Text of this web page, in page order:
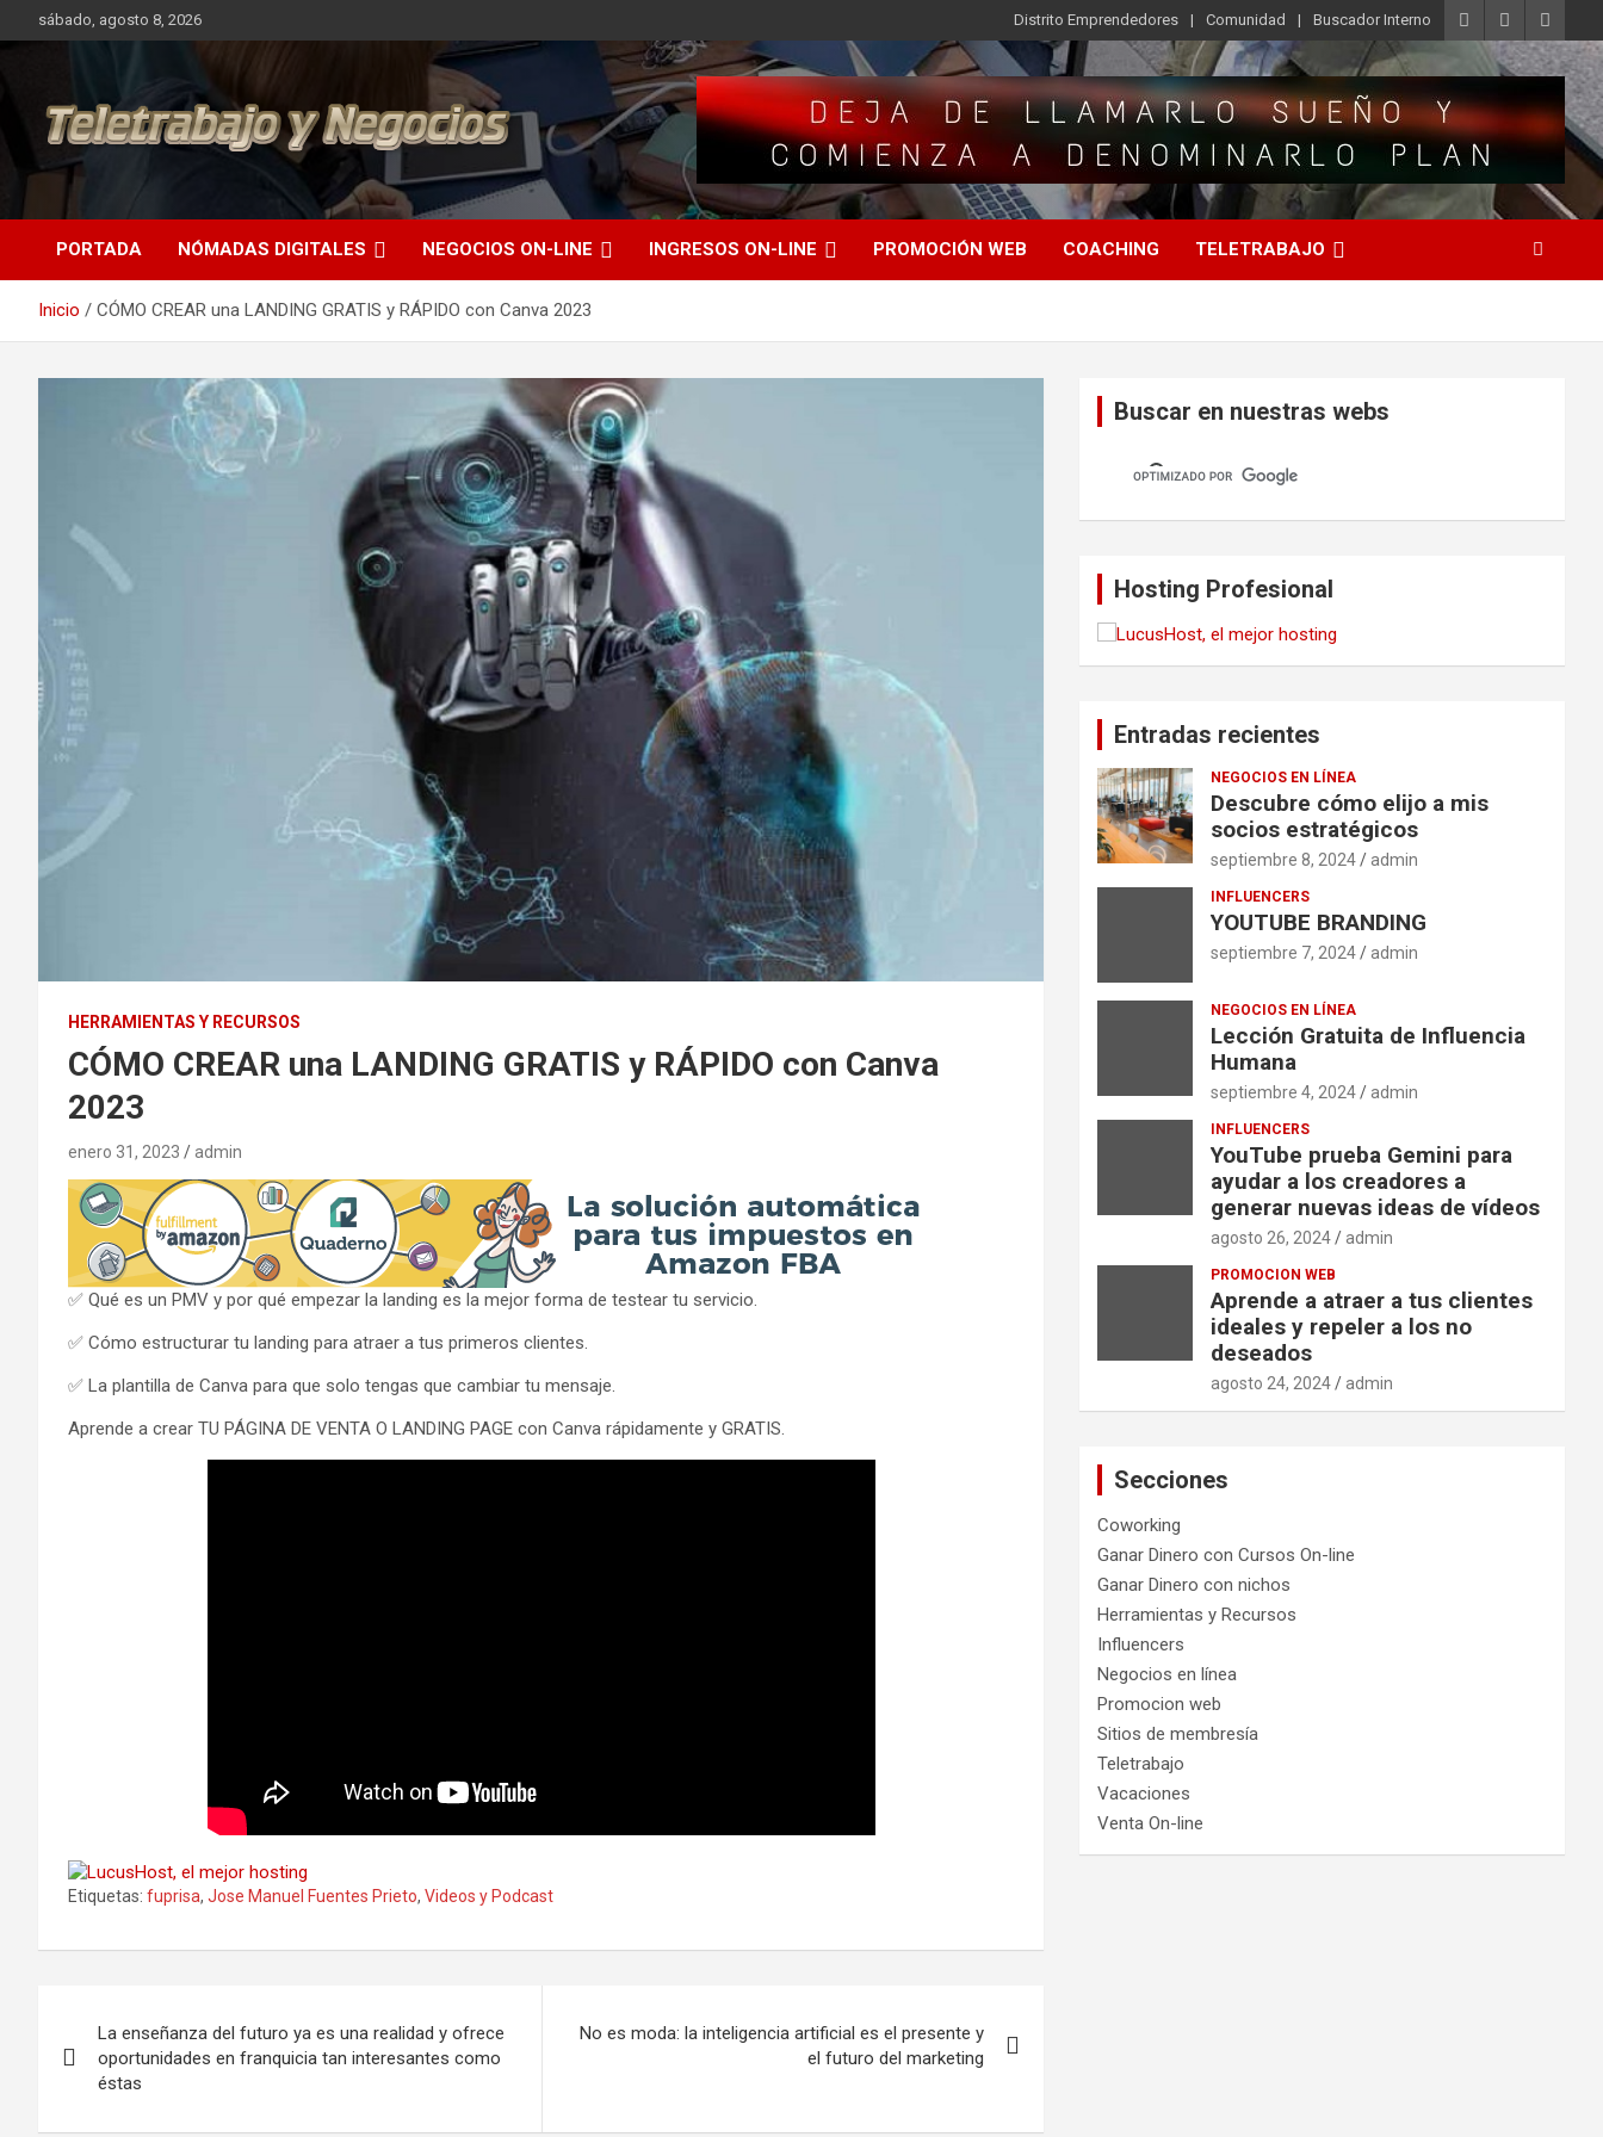
al
sábado, agosto 8, 2026 Distrito Emprendedores Comunidad Buscador Interno
Teletrabajo y Negocios
Una iniciativa de Jose Manuel Fuentes Prieto
PORTADA NÓMADAS DIGITALES NEGOCIOS ON-LINE INGRESOS ON-LINE PROMOCIÓN WEB COACHING TELETRABAJO
Inicio CÓMO CREAR una LANDING GRATIS y RÁPIDO con Canva 2023
HERRAMIENTAS Y RECURSOS
CÓMO CREAR una LANDING GRATIS y RÁPIDO con Canva
2023
enero 31, 2023 admin
✅ Qué es un PMV y por qué empezar la landing es la mejor forma de testear tu servicio.
✅ Cómo estructurar tu landing para atraer a tus primeros clientes.
✅ La plantilla de Canva para que solo tengas que cambiar tu mensaje.
Aprende a crear TU PÁGINA DE VENTA O LANDING PAGE con Canva rápidamente y GRATIS.
Etiquetas: fuprisa, Jose Manuel Fuentes Prieto, Videos y Podcast
de
La enseñanza del futuro ya es una realidad y ofrece
oportunidades en franquicia tan interesantes como
éstas
No es moda: la inteligencia artificial es el presente y
el futuro del marketing
Buscar en nuestras webs
Hosting Profesional
Entradas recientes
NEGOCIOS EN LÍNEA
Descubre cómo elijo a mis
socios estratégicos
septiembre 8, 2024 admin
INFLUENCERS
YOUTUBE BRANDING
septiembre 7, 2024 admin
NEGOCIOS EN LÍNEA
Lección Gratuita de Influencia
Humana
septiembre 4, 2024 admin
INFLUENCERS
YouTube prueba Gemini para
ayudar a los creadores a
generar nuevas ideas de vídeos
agosto 26, 2024 admin
PROMOCION WEB
Aprende a atraer a tus clientes
ideales y repeler a los no
deseados
agosto 24, 2024 admin
Secciones
Coworking
Ganar Dinero con Cursos On-line
Ganar Dinero con nichos
Herramientas y Recursos
Influencers
Negocios en línea
Promocion web
Sitios de membresía
Teletrabajo
Vacaciones
Venta On-line